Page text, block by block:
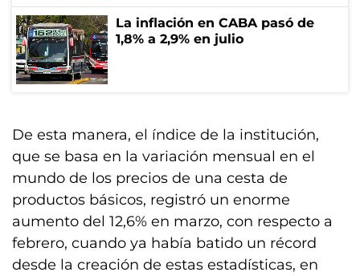
La inflación en CABA pasó de
1,8% a 2,9% en julio
De esta manera, el índice de la institución,
que se basa en la variación mensual en el
mundo de los precios de una cesta de
productos básicos, registró un enorme
aumento del 12,6% en marzo, con respecto a
febrero, cuando ya había batido un récord
desde la creación de estas estadísticas, en